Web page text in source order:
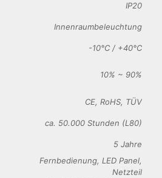
IP20
Innenraumbeleuchtung
-10°C / +40°C
10% ~ 90%
CE, RoHS, TÜV
ca. 50.000 Stunden (L80)
5 Jahre
Fernbedienung, LED Panel,
Netzteil